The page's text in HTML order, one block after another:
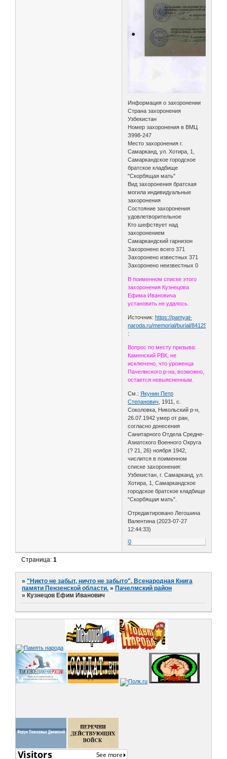
Информация о захоронении
Страна захоронения
Узбекистан
Номер захоронения в ВМЦ
З998-247
Место захоронения г.
Самарканд, ул. Хотира, 1,
Самаркандское городское
братское кладбище
"Скорбящая мать"
Вид захоронения братская
могила индивидуальные
захоронения
Состояние захоронения
удовлетворительное
Кто шефствует над
захоронением
Самаркандский гарнизон
Захоронено всего 371
Захоронено известных 371
Захоронено неизвестных 0
В поименном списке этого
захоронения Кузнецова
Ефима Ивановича
установить не удалось.
Источник: https://pamyat-
naroda.ru/memorial/burial/84125497
:
Вопрос по месту призыва:
Каменский РВК, не
исключено, что уроженца
Пачелмского р-на, возможно,
остается невыясненным.
См.:Якунин Петр
Степанович, 1911, с.
Соколовка, Никольский р-н,
26.07.1942 умер от ран,
согласно донесения
Санитарного Отдела Средне-
Азиатского Военного Округа
(? 21, 26) ноября 1942,
числится в поименном
списке захоронения:
Узбекистан, г. Самарканд, ул.
Хотира, 1, Самаркандское
городское братское кладбище
"Скорбящая мать".
Отредактировано Легошина
Валентина (2023-07-27
12:44:33)
0
Страница:1
»"Никто не забыт, ничто не забыто". Всенародная Книга
памяти Пензенской области. » Пачелмский район
» Кузнецов Ефим Иванович